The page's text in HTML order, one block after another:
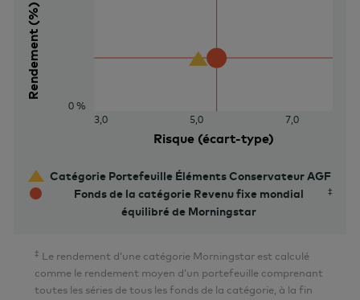
Rendement (%)
Risque (écart-type)
3,0 5,0 7,0
0 %
Catégorie Portefeuille Éléments Conservateur AGF
Fonds de la catégorie Revenu fixe mondial
équilibré de Morningstar
‡ Le rendement d’une catégorie Morningstar est calculé
comme le rendement moyen d’un portefeuille comprenant
toutes les séries de tous les fonds de la catégorie, à la fin